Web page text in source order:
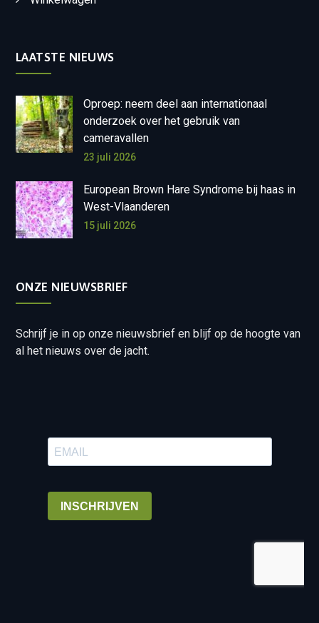
LAATSTE NIEUWS
Oproep: neem deel aan internationaal
onderzoek over het gebruik van
cameravallen
23 juli 2026
European Brown Hare Syndrome bij haas in
West-Vlaanderen
15 juli 2026
ONZE NIEUWSBRIEF
Schrijf je in op onze nieuwsbrief en blijf op de hoogte van
al het nieuws over de jacht.